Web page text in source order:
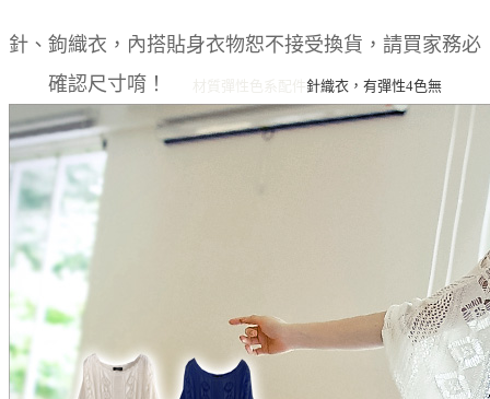
針、鉤織衣，內搭貼身衣物恕不接受換貨，請買家務必
確認尺寸唷！
針織衣，有彈性4色無